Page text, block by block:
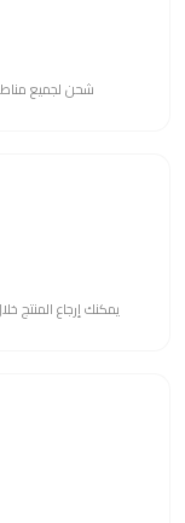
شحن لجميع مناطق
يمكنك إرجاع المنتج خلال ٧ أيام من الاستلام بشرط أن يكون في حالته